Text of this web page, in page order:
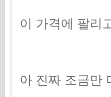
이 가격에 팔리
아 진짜 조금만